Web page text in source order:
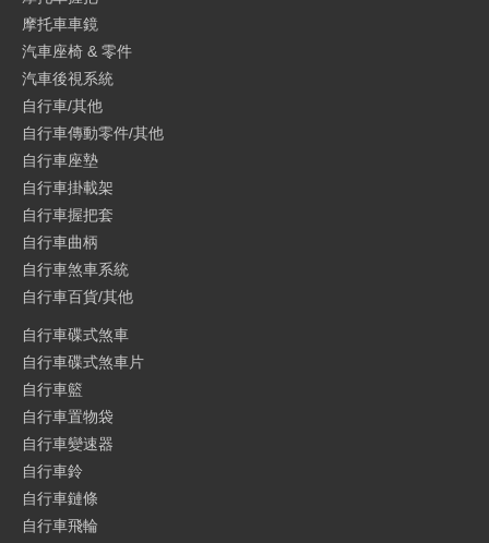
摩托車車鏡
汽車座椅 & 零件
汽車後視系統
自行車/其他
自行車傳動零件/其他
自行車座墊
自行車掛載架
自行車握把套
自行車曲柄
自行車煞車系統
自行車百貨/其他
自行車碟式煞車
自行車碟式煞車片
自行車籃
自行車置物袋
自行車變速器
自行車鈴
自行車鏈條
自行車飛輪